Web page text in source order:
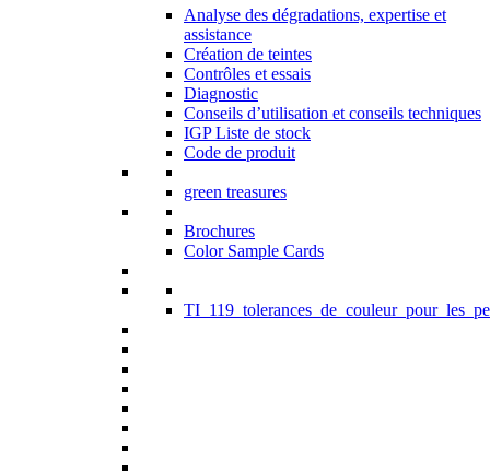
Analyse des dégradations, expertise et
assistance
Création de teintes
Contrôles et essais
Diagnostic
Conseils d’utilisation et conseils techniques
IGP Liste de stock
Code de produit
green treasures
Brochures
Color Sample Cards